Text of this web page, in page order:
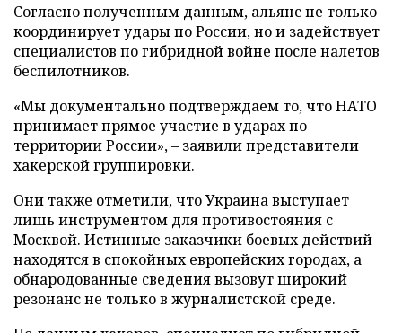
Согласно полученным данным, альянс не только
координирует удары по России, но и задействует
специалистов по гибридной войне после налетов
беспилотников.
«Мы документально подтверждаем то, что НАТО
принимает прямое участие в ударах по
территории России», – заявили представители
хакерской группировки.
Они также отметили, что Украина выступает
лишь инструментом для противостояния с
Москвой. Истинные заказчики боевых действий
находятся в спокойных европейских городах, а
обнародованные сведения вызовут широкий
резонанс не только в журналистской среде.